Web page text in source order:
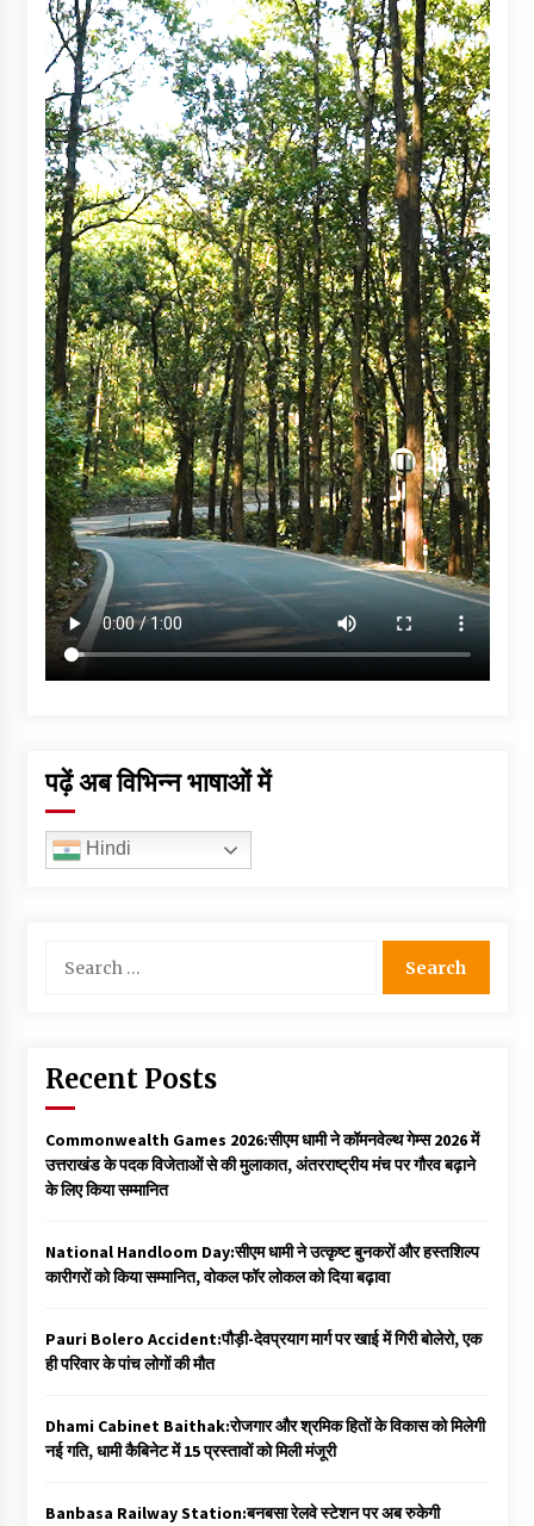
पढ़ें अब विभिन्न भाषाओं में
Hindi
for:
Recent Posts
Commonwealth Games 2026:सीएम धामी ने कॉमनवेल्थ गेम्स 2026 में
उत्तराखंड के पदक विजेताओं से की मुलाकात, अंतरराष्ट्रीय मंच पर गौरव बढ़ाने
के लिए किया सम्मानित
National Handloom Day:सीएम धामी ने उत्कृष्ट बुनकरों और हस्तशिल्प
कारीगरों को किया सम्मानित, वोकल फॉर लोकल को दिया बढ़ावा
Pauri Bolero Accident:पौड़ी-देवप्रयाग मार्ग पर खाई में गिरी बोलेरो, एक
ही परिवार के पांच लोगों की मौत
Dhami Cabinet Baithak:रोजगार और श्रमिक हितों के विकास को मिलेगी
नई गति, धामी कैबिनेट में 15 प्रस्तावों को मिली मंजूरी
Banbasa Railway Station:बनबसा रेलवे स्टेशन पर अब रुकेगी